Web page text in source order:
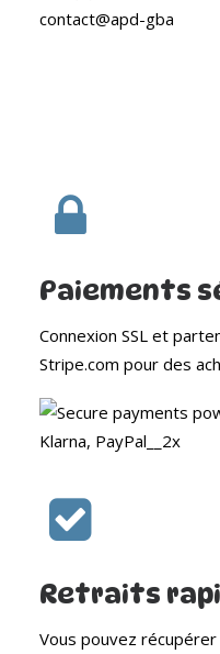
contact@apd-gba
Paiements
Connexion SSL et
Stripe.com pour des
Retraits
Vous pouvez